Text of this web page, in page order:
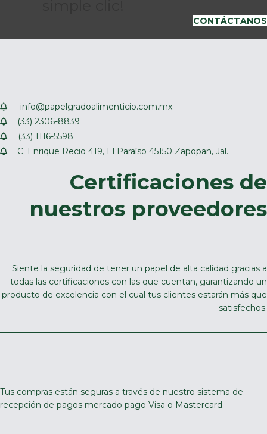
CONTÁCTANOS
info@papelgradoalimenticio.com.mx
(33) 2306-8839
(33) 1116-5598
C. Enrique Recio 419, El Paraíso 45150 Zapopan, Jal.
Certificaciones de
nuestros proveedores
Siente la seguridad de tener un papel de alta calidad gracias a
todas las certificaciones con las que cuentan, garantizando un
producto de excelencia con el cual tus clientes estarán más que
satisfechos.
Tus compras están seguras a través de nuestro sistema de
recepción de pagos mercado pago Visa o Mastercard.